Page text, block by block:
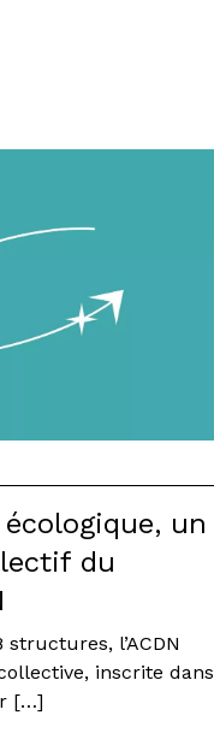
un
du
l’ACDN
inscrite dans
[…]